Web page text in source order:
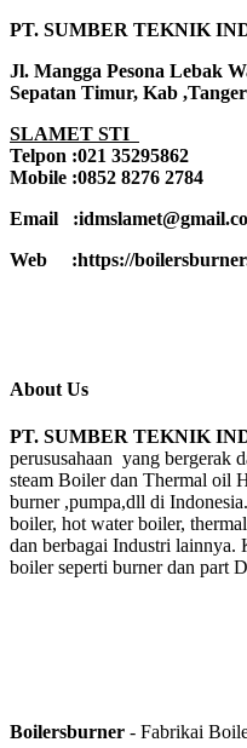
PT. SUMBER TEKNIK
Jl. Mangga Pesona Lebak
Sepatan Timur, Kab
SLAMET STI
Telpon :021 35295862
Mobile :0852 8276 2784
Email
Web :https://
About Us
PT. SUMBER TEKNIK
perususahaan yang bergerak
steam Boiler dan Thermal oil
burner ,pumpa,dll di
boiler, hot water boiler,
dan berbagai Industri lainnya.
boiler seperti burner dan part
Boilersburner - Fabrikai